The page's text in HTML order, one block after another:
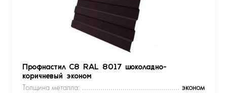
Профнастил С8 RAL 8017 шоколадно-
коричневый эконом
Толщина металла:
эконом